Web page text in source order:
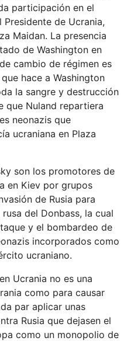
participación en el
de Ucrania,
Maidan. La presencia
de Washington en
cambio de régimen es
hace a Washington
la sangre y destrucción
que Nuland repartiera
neonazis que
ucraniana en Plaza
son los promotores de
en Kiev por grupos
de Rusia para
del Donbass, la cual
y el bombardeo de
incorporados como
ucraniano.
Ucrania no es una
como para causar
par aplicar unas
Rusia que dejasen el
como un monopolio de